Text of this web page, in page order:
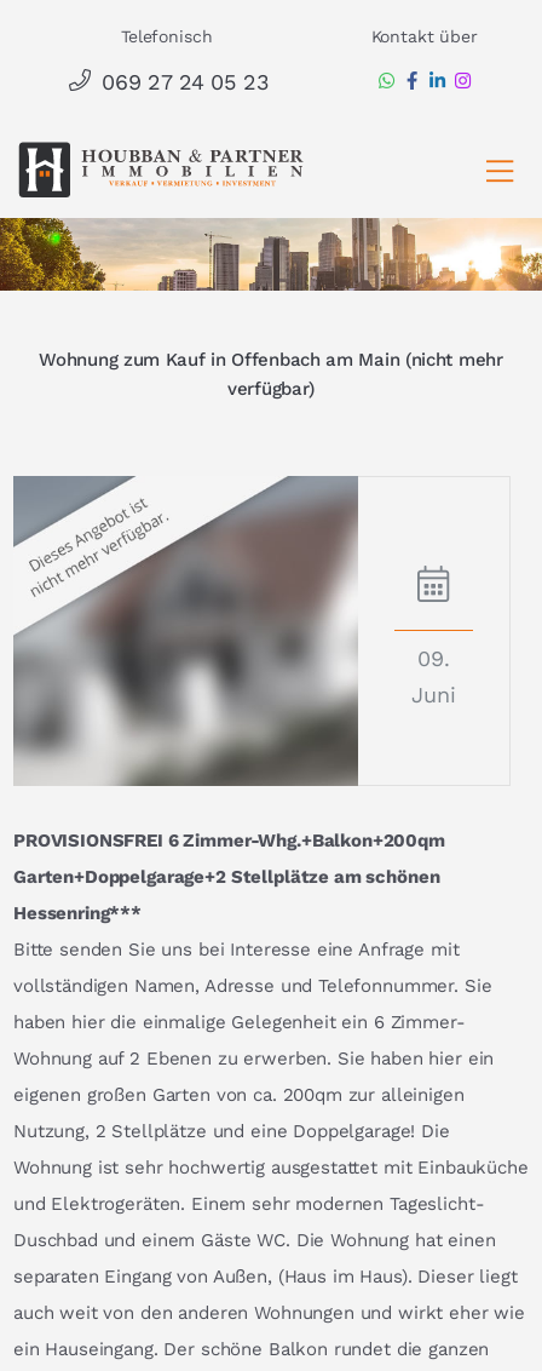
springen
Telefonisch
069 27 24 05 23
Kontakt über
Wohnung zum Kauf in Offenbach am Main (nicht mehr
verfügbar)
09.
Juni
PROVISIONSFREI 6 Zimmer-Whg.+Balkon+200qm
Garten+Doppelgarage+2 Stellplätze am schönen
Hessenring***
Bitte senden Sie uns bei Interesse eine Anfrage mit
vollständigen Namen, Adresse und Telefonnummer. Sie
haben hier die einmalige Gelegenheit ein 6 Zimmer-
Wohnung auf 2 Ebenen zu erwerben. Sie haben hier ein
eigenen großen Garten von ca. 200qm zur alleinigen
Nutzung, 2 Stellplätze und eine Doppelgarage! Die
Wohnung ist sehr hochwertig ausgestattet mit Einbauküche
und Elektrogeräten. Einem sehr modernen Tageslicht-
Duschbad und einem Gäste WC. Die Wohnung hat einen
separaten Eingang von Außen, (Haus im Haus). Dieser liegt
auch weit von den anderen Wohnungen und wirkt eher wie
ein Hauseingang. Der schöne Balkon rundet die ganzen